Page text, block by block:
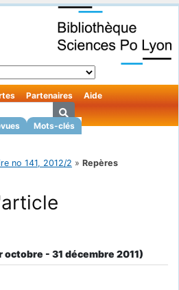
Mots-clés
Partenaires Aide
no 141, 2012/2 » Repères
octobre - 31 décembre 2011)